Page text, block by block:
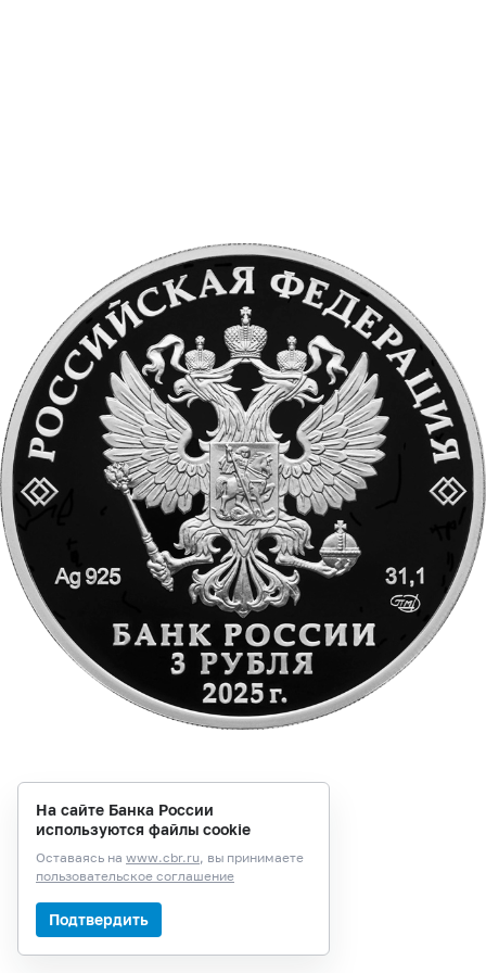
На сайте Банка России
используются файлы cookie
Оставаясь на www.cbr.ru, вы принимаете
пользовательское соглашение
Подтвердить